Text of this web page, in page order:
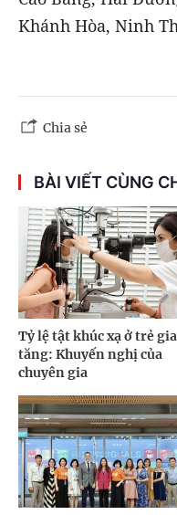
Khánh Hòa, Ninh
Chia sẻ
BÀI VIẾT CÙNG
Tỷ lệ tật khúc xạ ở trẻ gia
tăng: Khuyến nghị của
chuyên gia